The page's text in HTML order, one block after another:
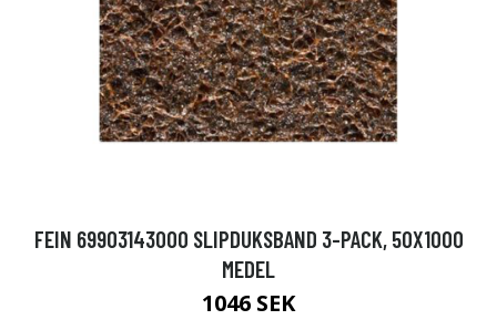
FEIN 69903143000 SLIPDUKSBAND 3-PACK, 50X1000
MEDEL
1046 SEK